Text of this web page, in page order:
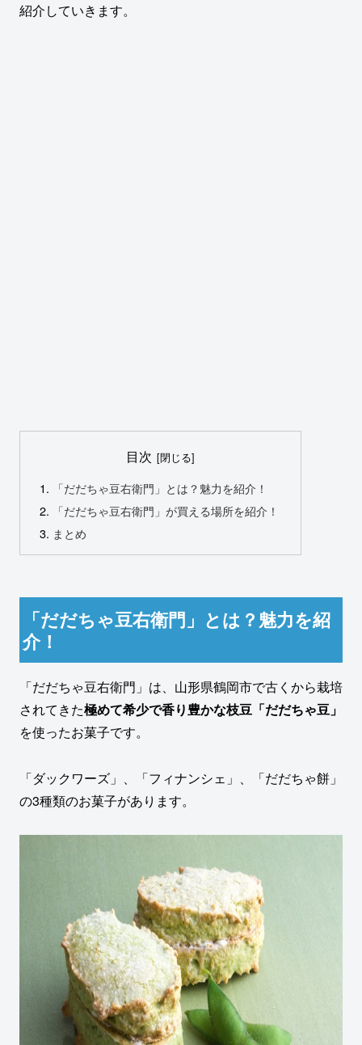
紹介していきます。
目次
「だだちゃ豆右衛門」とは？魅力を紹介！
「だだちゃ豆右衛門」が買える場所を紹介！
まとめ
「だだちゃ豆右衛門」とは？魅力を紹
介！
「だだちゃ豆右衛門」は、山形県鶴岡市で古くから栽培
されてきた極めて希少で香り豊かな枝豆「だだちゃ豆」
を使ったお菓子です。
「ダックワーズ」、「フィナンシェ」、「だだちゃ餅」
の3種類のお菓子があります。